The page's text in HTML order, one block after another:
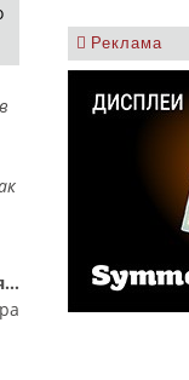
Реклама